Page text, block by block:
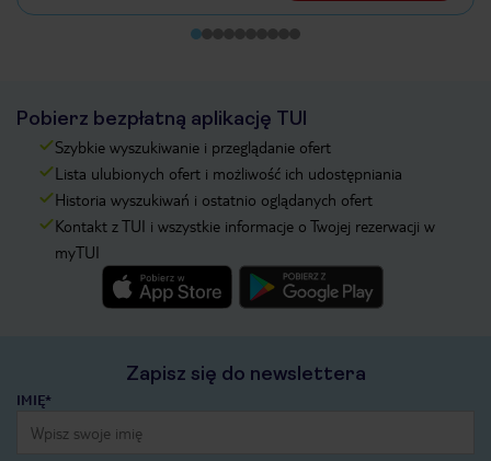
Pobierz bezpłatną aplikację TUI
Szybkie wyszukiwanie i przeglądanie ofert
Lista ulubionych ofert i możliwość ich udostępniania
Historia wyszukiwań i ostatnio oglądanych ofert
Kontakt z TUI i wszystkie informacje o Twojej rezerwacji w
myTUI
Zapisz się do newslettera
IMIĘ*